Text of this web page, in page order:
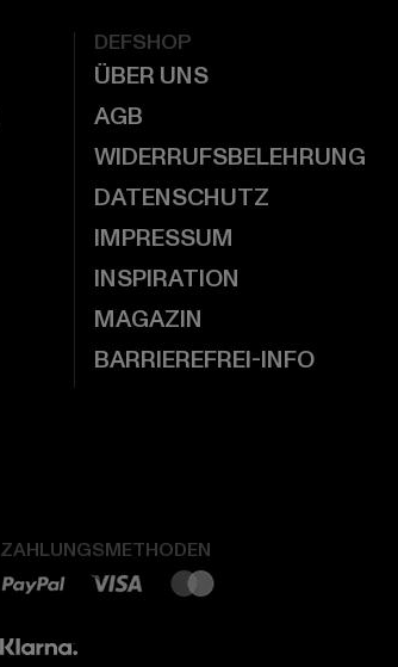
DEFSHOP
ÜBER UNS
AGB
WIDERRUFSBELEHRUNG
DATENSCHUTZ
IMPRESSUM
INSPIRATION
MAGAZIN
BARRIEREFREI-INFO
ZAHLUNGSMETHODEN